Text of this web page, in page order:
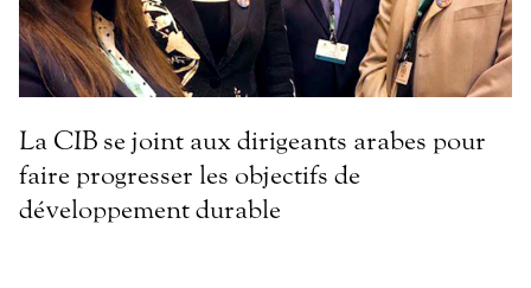
La CIB se joint aux dirigeants arabes pour
faire progresser les objectifs de
développement durable